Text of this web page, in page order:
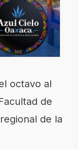
octavo al
de
de la